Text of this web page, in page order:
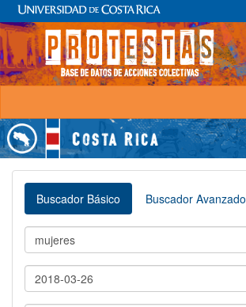
Buscador Básico Buscador Avanzado